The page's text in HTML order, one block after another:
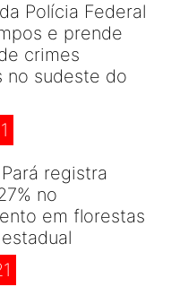
Polícia Federal
e prende
crimes
no sudeste do
registra
no
em florestas